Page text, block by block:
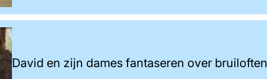
David en zijn dames fantaseren over bruiloften